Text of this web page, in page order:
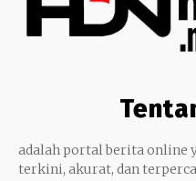
adalah portal berita online
terkini, akurat, dan